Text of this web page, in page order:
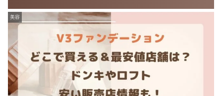
美容